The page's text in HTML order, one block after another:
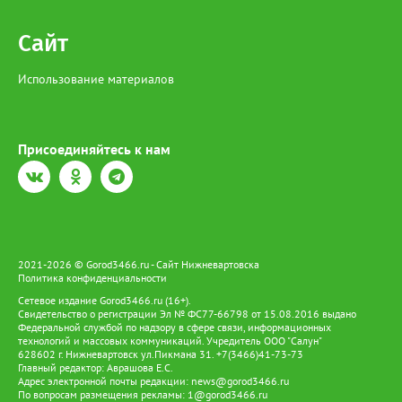
Сайт
Использование материалов
Присоединяйтесь к нам
2021-2026 © Gorod3466.ru - Сайт Нижневартовска
Политика конфиденциальности
Сетевое издание Gorod3466.ru (16+).
Свидетельство о регистрации Эл № ФС77-66798 от 15.08.2016 выдано
Федеральной службой по надзору в сфере связи, информационных
технологий и массовых коммуникаций. Учредитель ООО "Салун"
628602 г. Нижневартовск ул.Пикмана 31. +7(3466)41-73-73
Главный редактор: Аврашова Е.С.
Адрес электронной почты редакции: news@gorod3466.ru
По вопросам размещения рекламы: 1@gorod3466.ru